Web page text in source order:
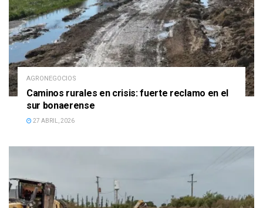
AGRONEGOCIOS
Caminos rurales en crisis: fuerte reclamo en el
sur bonaerense
27 ABRIL, 2026